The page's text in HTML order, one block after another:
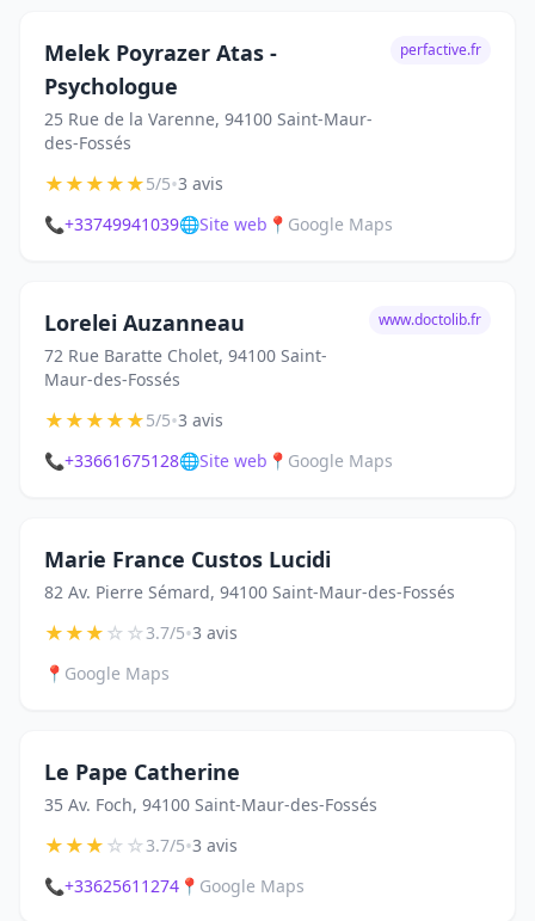
Melek Poyrazer Atas -
Psychologue
25 Rue de la Varenne, 94100 Saint-Maur-
des-Fossés
perfactive.fr
★★★★★5/5•3 avis
📞+33749941039🌐Site web 📍 Google Maps
Lorelei Auzanneau
72 Rue Baratte Cholet, 94100 Saint-
Maur-des-Fossés
www.doctolib.fr
★★★★★5/5•3 avis
📞+33661675128🌐Site web 📍 Google Maps
Marie France Custos Lucidi
82 Av. Pierre Sémard, 94100 Saint-Maur-des-Fossés
★★★☆☆3.7/5•3 avis
📍 Google Maps
Le Pape Catherine
35 Av. Foch, 94100 Saint-Maur-des-Fossés
★★★☆☆3.7/5•3 avis
📞+33625611274 📍 Google Maps